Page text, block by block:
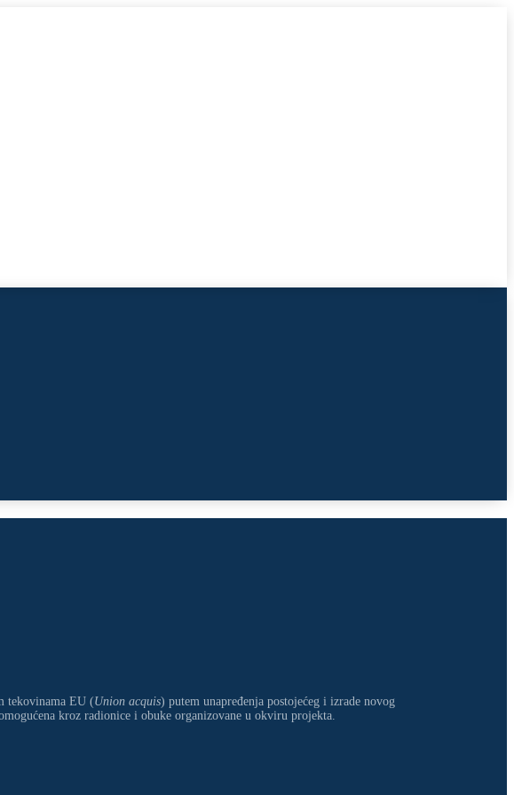
tekovinama EU (Union acquis) putem unapređenja postojećeg i izrade novog
kroz radionice i obuke organizovane u okviru projekta.